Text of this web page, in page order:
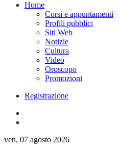
Home
Corsi e appuntamenti
Profili pubblici
Siti Web
Notizie
Cultura
Video
Oroscopo
Promozioni
Registrazione
ven, 07 agosto 2026